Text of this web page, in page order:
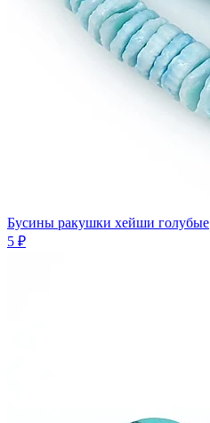
Бусины ракушки хейши голубые
5 ₽